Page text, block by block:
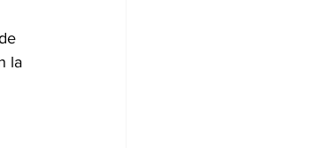
la